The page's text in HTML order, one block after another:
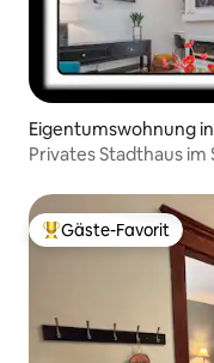
Eigentumswohnung
Privates Stadthaus
Beliebter Gäste-
Gäste-Favorit